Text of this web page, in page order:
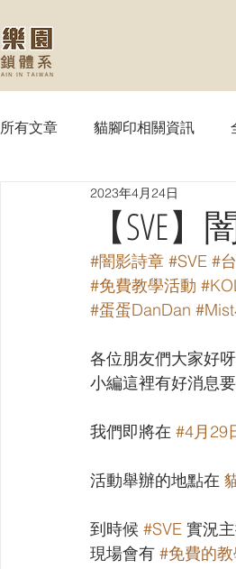
所有文章 貓腳印相關資訊
【MTG】魔法風雲會
【SVE】闇影詩章 【
【LC】最終編年史-無限
【SVE
2023年4月24日
#闇影詩章 #SVE #
#免費教學活動
#蛋蛋DanDan
各位朋友們大家好呀
小編這裡有好消息
我們即將在 #4月29
活動舉辦的地點在
到時候 #SVE 實況
現場會有 #免費的